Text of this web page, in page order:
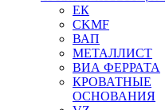
ЕК
CKMF
ВАП
МЕТАЛЛИСТ
ВИА ФЕРРАТА
КРОВАТНЫЕ
ОСНОВАНИЯ